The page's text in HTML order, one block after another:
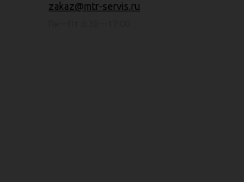
zakaz@mtr-servis.ru